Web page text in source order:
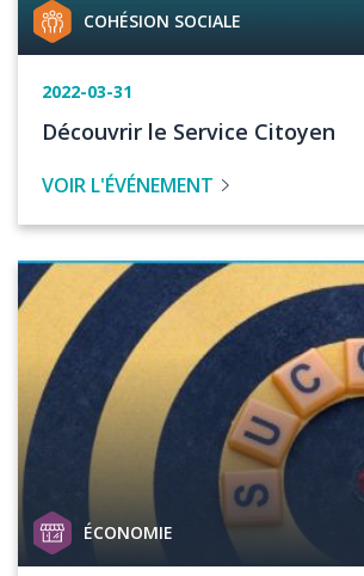
Catégorie
de
COHÉSION SOCIALE
Date
de
2022-03-31
Titre
l'évenement
Découvrir le Service Citoyen
VOIR L'ÉVÉNEMENT
Image
Catégorie
de
ÉCONOMIE